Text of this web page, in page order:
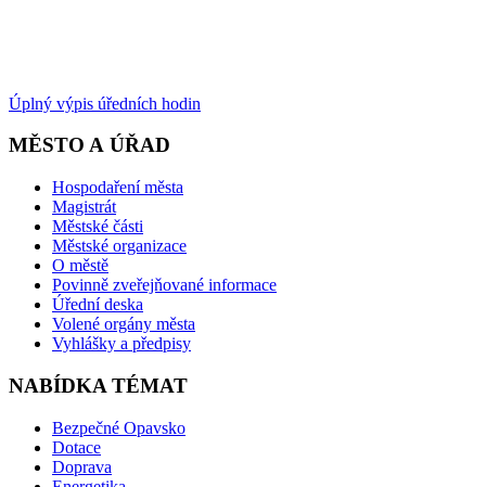
Úplný výpis úředních hodin
MĚSTO A ÚŘAD
Hospodaření města
Magistrát
Městské části
Městské organizace
O městě
Povinně zveřejňované informace
Úřední deska
Volené orgány města
Vyhlášky a předpisy
NABÍDKA TÉMAT
Bezpečné Opavsko
Dotace
Doprava